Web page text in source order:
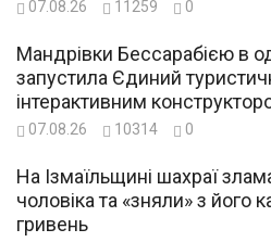
07.08.26 11259 0
Мандрівки Бессарабією в
запустила Єдиний
інтерактивним
07.08.26 10314 0
На Ізмаїльщині шахраї
чоловіка та «зняли» з його
гривень